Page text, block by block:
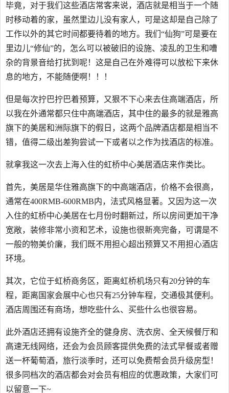
毕竟，对于我们这些酒店常客来说，酒店就是相当于一个随
时移动着的家，虽然里边儿没有家人，可是这却是自己除了
工作以外的其它时间都要待着的地方。我们“仙狗”可是要在
里边儿“修仙”的，怎么可以被破旧的设施、凌乱的卫生和嘈
杂的背景音给打扰到呢！这是自己在外难得可以放松下来休
息的地方，不能随便啊！！！
但是每次拧巴拧巴着预算，又狠不下心来去住高端酒店，所
以我在外通常都只住中高端酒店，其中住的最多的就是雅高
旗下的美居和洲际旗下的假日，这两个品牌酒店都是相当不
错，值得二级出差狗尝试一下或者以之作为找酒店的标准。
就拿我这一次去上海入住的虹桥中心美居酒店来作类比。
首先，美居是华住雅高旗下的中高端酒店，价格不会很高，
通常在400RMB-600RMB内，法式风格显著。又因为这一次
入住的虹桥中心美居在七月份时翻新过，所以房间更加干净
宽敞，装修非常小资和艺术，设施也很新亮完备，可谓是不
一般的物美价廉，我们既不用担心超出预算又不用担心酒店
环境。
其次，它位于虹桥商务区，距离虹桥机场只有20分钟的车
程，距离国家会展中心也只有25分钟车程，交通极其便利。
酒店周围还有商场，想吃些什么、买些什么也很容易。
此外酒店还拥有设施齐全的健身房、洗衣房、全天候餐厅和
高速无线网络，还会为会员顾客提供免费的法式早餐或者赠
送一杯葡萄酒，旅行淡季时，还可以免费帮会员升级房型！
很多同档次的酒店都会对会员有相应的优惠政策，大家们可
以留意一下~